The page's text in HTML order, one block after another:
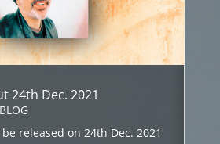
24th Dec. 2021
BLOG
released on 24th Dec. 2021